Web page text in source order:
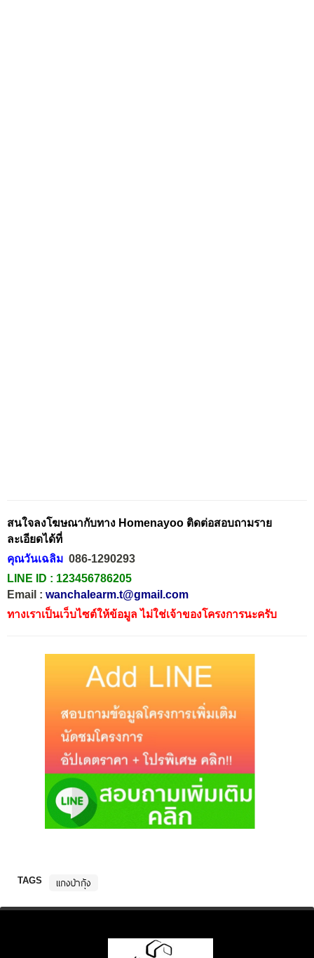
สนใจลงโฆษณากับทาง Homenayoo ติดต่อสอบถามราย
ละเอียดได้ที่
คุณวันเฉลิม 086-1290293
LINE ID : 123456786205
Email : wanchalearm.t@gmail.com
ทางเราเป็นเว็บไซต์ให้ข้อมูล ไม่ใช่เจ้าของโครงการนะครับ
TAGS แกงป่ากุ้ง